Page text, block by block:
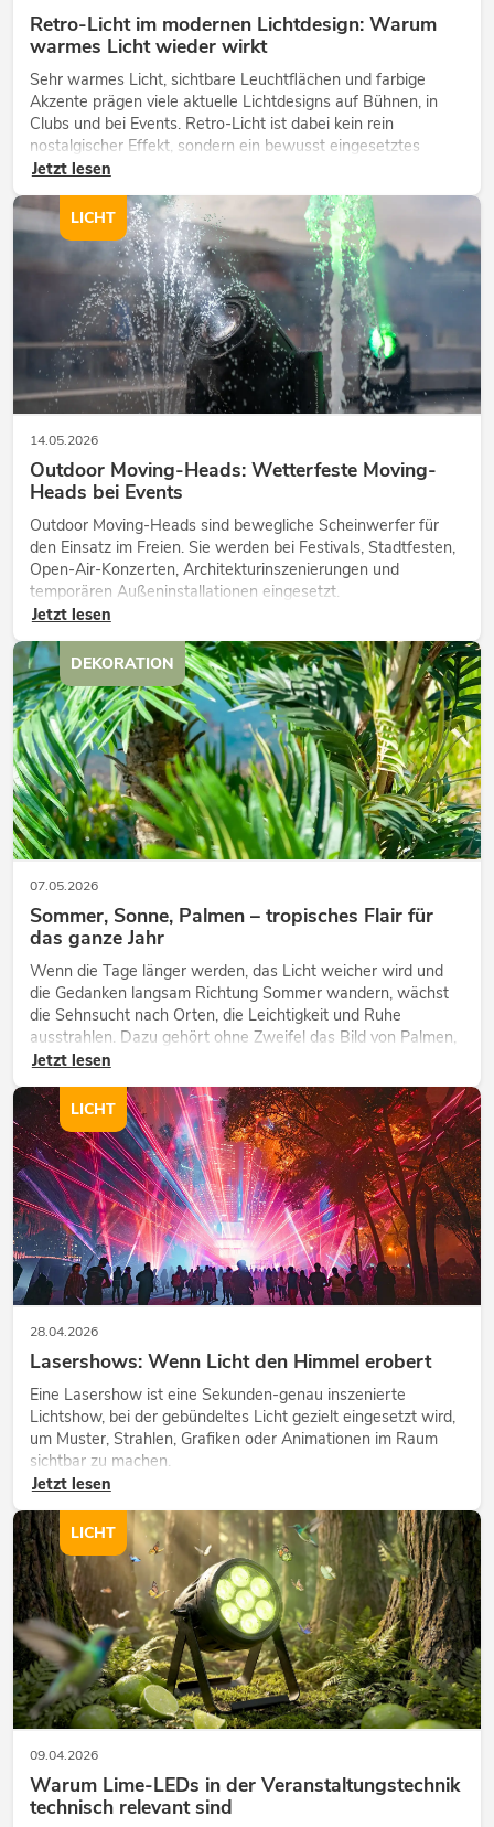
Retro-Licht im modernen Lichtdesign: Warum
warmes Licht wieder wirkt
Sehr warmes Licht, sichtbare Leuchtflächen und farbige
Akzente prägen viele aktuelle Lichtdesigns auf Bühnen, in
Clubs und bei Events. Retro-Licht ist dabei kein rein
nostalgischer Effekt, sondern ein bewusst eingesetztes
Gestaltungsmittel: Es schafft Atmosphäre, gibt Szenen
Jetzt lesen
14.05.2026
Outdoor Moving-Heads: Wetterfeste Moving-
Heads bei Events
Outdoor Moving-Heads sind bewegliche Scheinwerfer für
den Einsatz im Freien. Sie werden bei Festivals, Stadtfesten,
Open-Air-Konzerten, Architekturinszenierungen und
temporären Außeninstallationen eingesetzt.
Jetzt lesen
LICHT
07.05.2026
Sommer, Sonne, Palmen – tropisches Flair für
das ganze Jahr
Wenn die Tage länger werden, das Licht weicher wird und
die Gedanken langsam Richtung Sommer wandern, wächst
die Sehnsucht nach Orten, die Leichtigkeit und Ruhe
ausstrahlen. Dazu gehört ohne Zweifel das Bild von Palmen,
die sich sanft im warmen Wind bewegen, begleitet von Licht,
Jetzt lesen
DEKORATION
28.04.2026
Lasershows: Wenn Licht den Himmel erobert
Eine Lasershow ist eine Sekunden-genau inszenierte
Lichtshow, bei der gebündeltes Licht gezielt eingesetzt wird,
um Muster, Strahlen, Grafiken oder Animationen im Raum
sichtbar zu machen.
Jetzt lesen
LICHT
09.04.2026
Warum Lime-LEDs in der Veranstaltungstechnik
technisch relevant sind
LICHT